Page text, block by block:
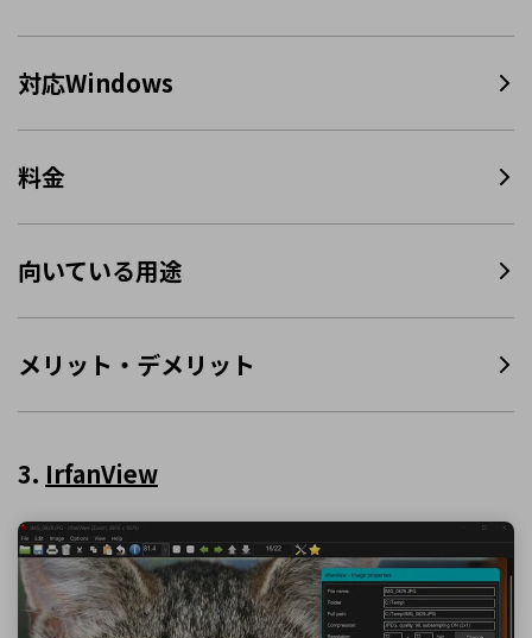
対応Windows
料金
向いている用途
メリット・デメリット
3. IrfanView